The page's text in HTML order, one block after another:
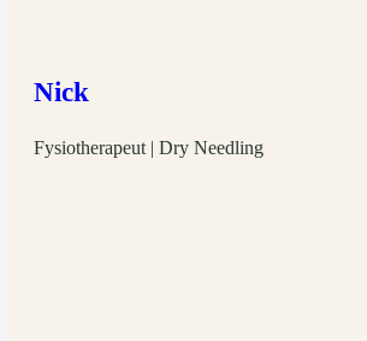
Nick
Fysiotherapeut | Dry Needling